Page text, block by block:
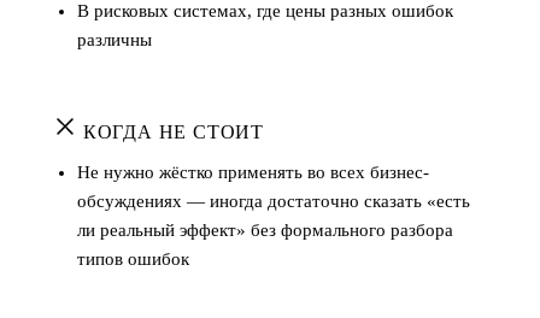
В рисковых системах, где цены разных ошибок
различны
КОГДА НЕ СТОИТ
Не нужно жёстко применять во всех бизнес-
обсуждениях — иногда достаточно сказать «есть
ли реальный эффект» без формального разбора
типов ошибок